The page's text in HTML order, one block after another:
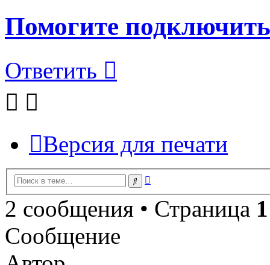
Помогите
Ответить
Версия для печати
Поиск
2 сообщения • Страница 1
Сообщение